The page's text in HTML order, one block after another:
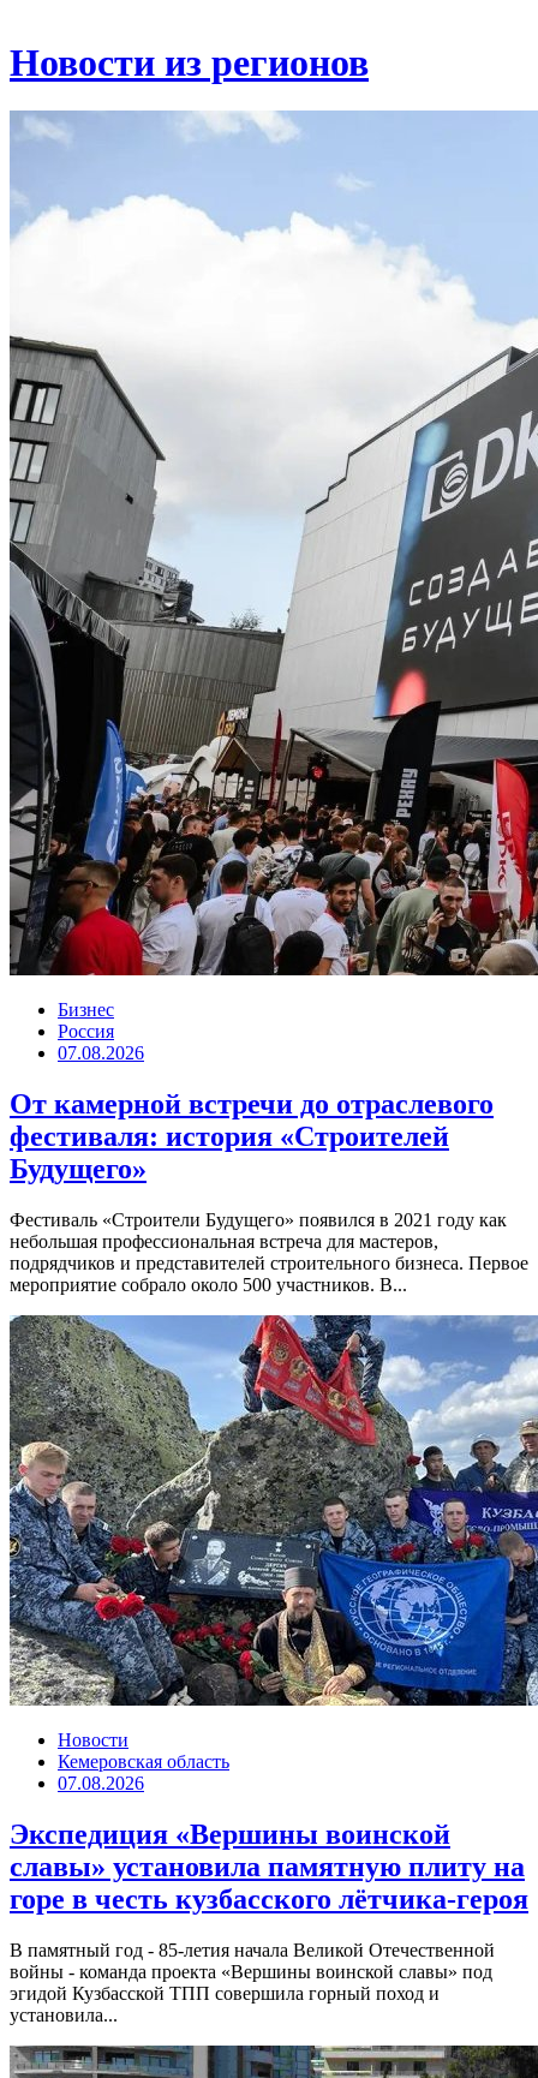
Новости из регионов
Бизнес
Россия
07.08.2026
От камерной встречи до отраслевого
фестиваля: история «Строителей
Будущего»
Фестиваль «Строители Будущего» появился в 2021 году как
небольшая профессиональная встреча для мастеров,
подрядчиков и представителей строительного бизнеса. Первое
мероприятие собрало около 500 участников. В...
Новости
Кемеровская область
07.08.2026
Экспедиция «Вершины воинской
славы» установила памятную плиту на
горе в честь кузбасского лётчика-героя
В памятный год - 85-летия начала Великой Отечественной
войны - команда проекта «Вершины воинской славы» под
эгидой Кузбасской ТПП совершила горный поход и
установила...